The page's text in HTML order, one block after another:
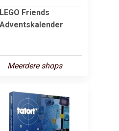
LEGO Friends
Adventskalender
Meerdere shops